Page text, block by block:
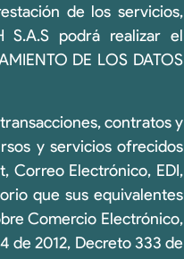
de los servicios,
S.A.S podrá realizar el
DE LOS DATOS
contratos y
y servicios ofrecidos
Correo Electrónico, EDI,
que sus equivalentes
Comercio Electrónico,
de 2012, Decreto 333 de